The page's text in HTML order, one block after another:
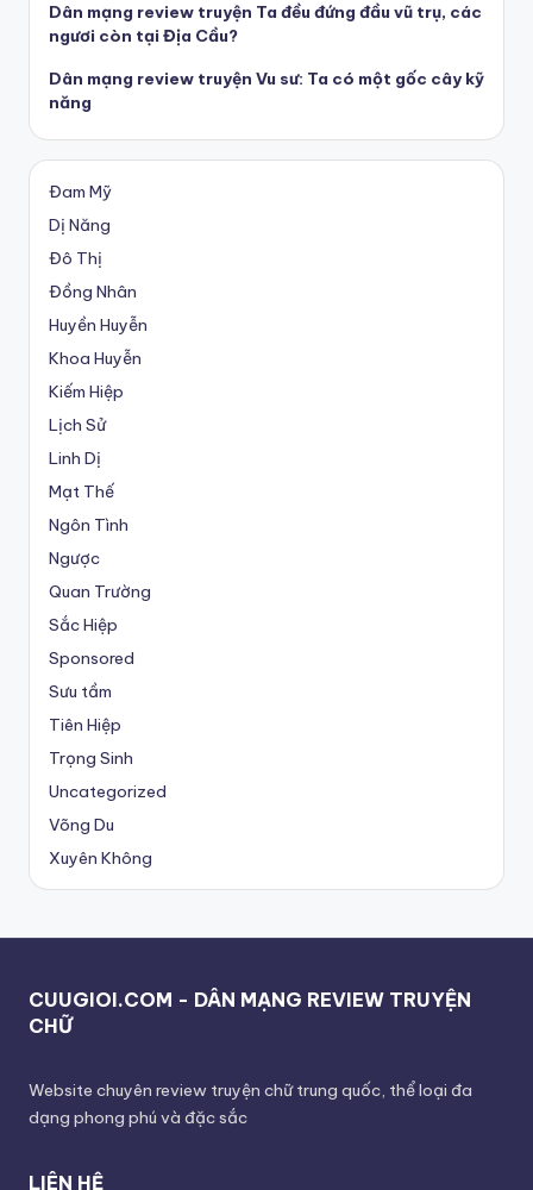
Dân mạng review truyện Ta đều đứng đầu vũ trụ, các
ngươi còn tại Địa Cầu?
Dân mạng review truyện Vu sư: Ta có một gốc cây kỹ
năng
Đam Mỹ
Dị Năng
Đô Thị
Đồng Nhân
Huyền Huyễn
Khoa Huyễn
Kiếm Hiệp
Lịch Sử
Linh Dị
Mạt Thế
Ngôn Tình
Ngược
Quan Trường
Sắc Hiệp
Sponsored
Sưu tầm
Tiên Hiệp
Trọng Sinh
Uncategorized
Võng Du
Xuyên Không
CUUGIOI.COM - DÂN MẠNG REVIEW TRUYỆN
CHỮ
Website chuyên review truyện chữ trung quốc, thể loại đa
dạng phong phú và đặc sắc
LIÊN HỆ